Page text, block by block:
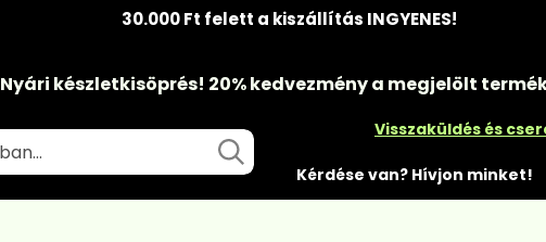
30.000 Ft felett a kiszállítás INGYENES!
Nyári készletkisöprés! 20% kedvezménya megjelölt
Visszaküldés és
Kérdése van? Hívjon minket!